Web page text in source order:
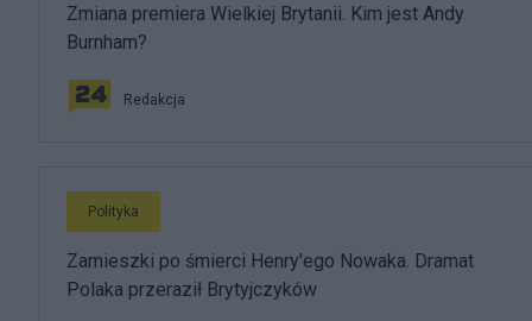
Zmiana premiera Wielkiej Brytanii. Kim jest Andy
Burnham?
Redakcja
Polityka
Zamieszki po śmierci Henry'ego Nowaka. Dramat
Polaka przeraził Brytyjczyków